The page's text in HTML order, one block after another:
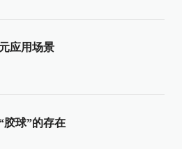
应用场景
胶球”的存在